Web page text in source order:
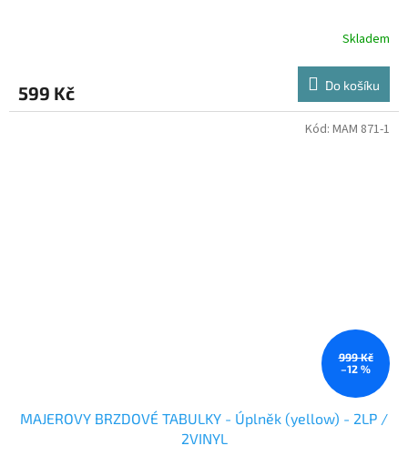
Skladem
599 Kč Do košíku
999 Kč
–12 %
MAJEROVY BRZDOVÉ TABULKY - Úplněk (yellow) - 2LP /
2VINYL
Kód: MAM 871-1